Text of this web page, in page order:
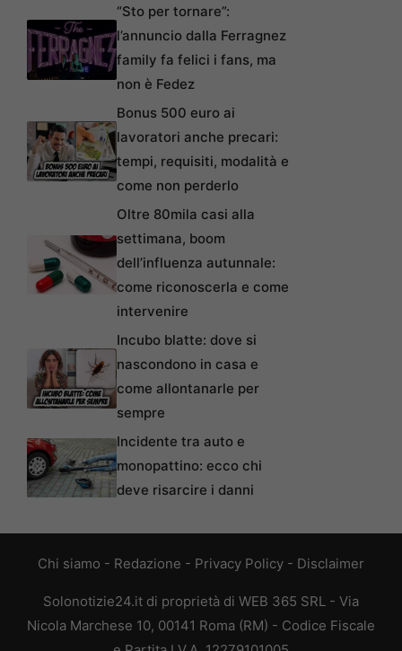
“Sto per tornare”:
l’annuncio dalla Ferragnez
family fa felici i fans, ma
non è Fedez
Bonus 500 euro ai
lavoratori anche precari:
tempi, requisiti, modalità e
come non perderlo
Oltre 80mila casi alla
settimana, boom
dell’influenza autunnale:
come riconoscerla e come
intervenire
Incubo blatte: dove si
nascondono in casa e
come allontanarle per
sempre
Incidente tra auto e
monopattino: ecco chi
deve risarcire i danni
Chi siamo - Redazione - Privacy Policy - Disclaimer
Solonotizie24.it di proprietà di WEB 365 SRL - Via
Nicola Marchese 10, 00141 Roma (RM) - Codice Fiscale